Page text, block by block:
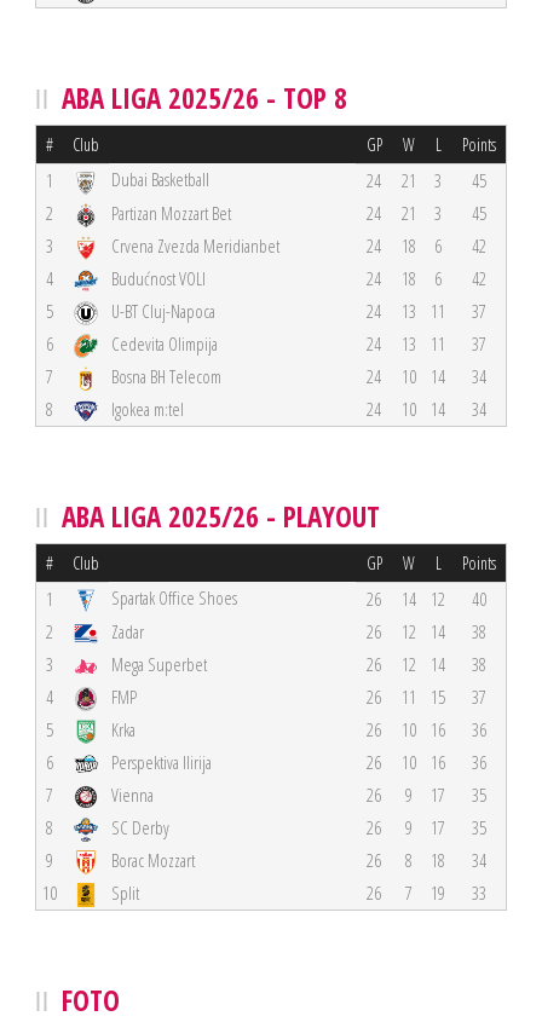
ABA LIGA 2025/26 - TOP 8
# Club GP W L Points
1 Dubai Basketball 24 21 3
45
2
Partizan Mozzart Bet 24 21 3
45
3
Crvena Zvezda Meridianbet 24 18 6
42
4
Budućnost VOLI 24 18 6
42
5
U-BT Cluj-Napoca 24 13 11
37
6
Cedevita Olimpija 24 13 11
37
7
Bosna BH Telecom 24 10 14
34
8
Igokea m:tel 24 10 14 34
ABA LIGA 2025/26 - PLAYOUT
# Club GP W L Points
1 Spartak Office Shoes 26 14 12
40
2
Zadar 26 12 14
38
3
Mega Superbet 26 12 14
38
4
FMP 26 11 15
37
5
Krka 26 10 16
36
6
Perspektiva Ilirija 26 10 16
36
7
Vienna 26 9 17
35
8
SC Derby 26 9 17
35
9
Borac Mozzart 26 8 18
34
10
Split 26 7 19 33
FOTO